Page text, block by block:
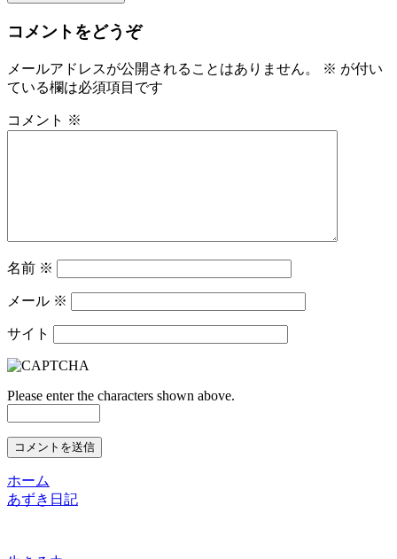
コメントをどうぞ
メールアドレスが公開されることはありません。 ※ が付い
ている欄は必須項目です
コメント ※
名前 ※
メール ※
サイト
Please enter the characters shown above.
ホーム
あずき日記